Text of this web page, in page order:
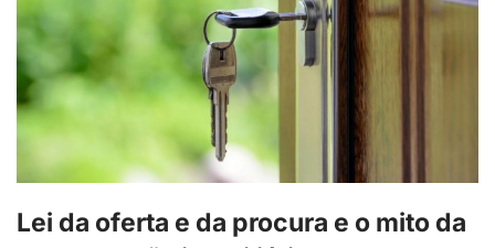
Lei da oferta e da procura e o mito da